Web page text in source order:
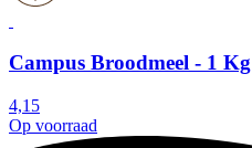
Campus Broodmeel - 1 Kg
4,15
Op voorraad